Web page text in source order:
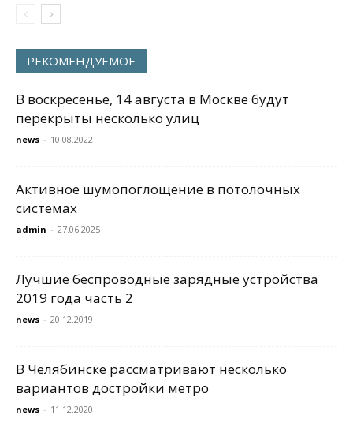
РЕКОМЕНДУЕМОЕ
В воскресенье, 14 августа в Москве будут
перекрыты несколько улиц
news - 10.08.2022
Активное шумопоглощение в потолочных
системах
admin - 27.06.2025
Лучшие беспроводные зарядные устройства
2019 года часть 2
news - 20.12.2019
В Челябинске рассматривают несколько
вариантов достройки метро
news - 11.12.2020